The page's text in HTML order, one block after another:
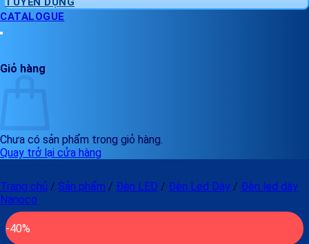
CATALOGUE
Giỏ hàng
Chưa có sản phẩm trong giỏ hàng.
Quay trở lại cửa hàng
Trang chủ / Sản phẩm / Đèn LED / Đèn Led Dây / Đèn led dây
Nanoco
-40%